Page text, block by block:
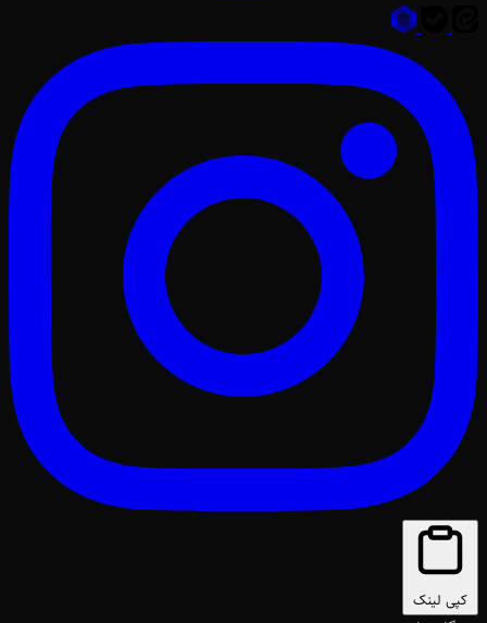
کپی لینک